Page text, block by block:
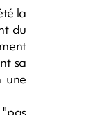
la
du
sa
une